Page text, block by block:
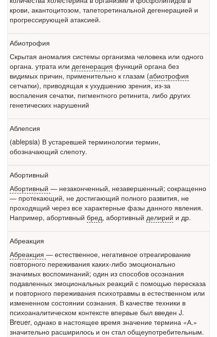
крови, акантоцитозом, тапеторетинальной дегенерацией и
прогрессирующей атаксией.
Абиотрофия
Скрытая аномалия системы организма человека или одного
органа. утрата или дегенерация функций органа без
видимых причин, применительно к глазам (абиотрофия
сетчатки), приводящая к ухудшению зрения, из-за
воспаления сечатки, пигментного ретинита, либо других
генетических нарушений
Аблепсия
(ablepsia) В устаревшей терминологии термин,
обозначающий слепоту.
Абортивный
Абортивный — незаконченный, незавершенный; сокращенно
— протекающий, не достигающий полного развития, не
проходящий через все характерные фазы данного явления.
Например, абортивный бред, абортивный делирий и др.
Абреакция
Абреакция — естественное, негативное отреагирование
повторного переживания каких-либо эмоционально
значимых воспоминаний; один из способов осознания
подавленных эмоциональных реакций с помощью пересказа
и повторного переживания психотравмы в естественном или
измененном состоянии сознания. В качестве техники в
психоаналитическом контексте впервые был введен J.
Breuer, однако в настоящее время значение термина «А.»
значительно расширилось и он стал общеупотребительным.